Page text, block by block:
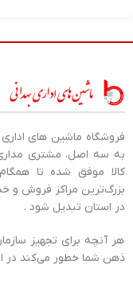
فروشگاه ماشین های
به سه اصل، مشتری
کالا موفق شده تا
بزرگ‌ترین مراکز فروش و
در استان تبدیل شود .
هر آنچه برای تجهیز
ذهن شما خطور می‌کند در